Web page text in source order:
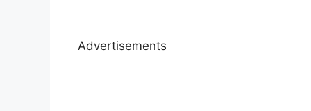
Advertisements